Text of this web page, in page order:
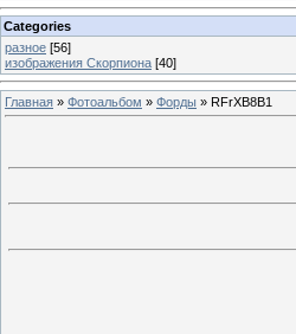
Categories
разное [56]
изображения Скорпиона [40]
Главная » Фотоальбом » Форды » RFrXB8B1